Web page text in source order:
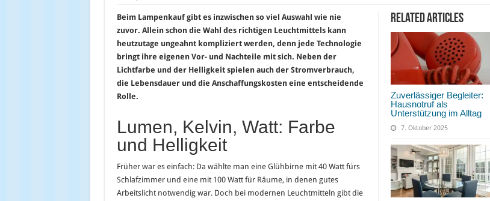
Related Articles
Zuverlässiger Begleiter:
Hausnotruf als
Unterstützung im Alltag
7. Oktober 2025
Beim Lampenkauf gibt es inzwischen so viel Auswahl wie nie
zuvor. Allein schon die Wahl des richtigen Leuchtmittels kann
heutzutage ungeahnt kompliziert werden, denn jede Technologie
bringt ihre eigenen Vor- und Nachteile mit sich. Neben der
Lichtfarbe und der Helligkeit spielen auch der Stromverbrauch,
die Lebensdauer und die Anschaffungskosten eine entscheidende
Rolle.
Lumen, Kelvin, Watt: Farbe
und Helligkeit
Früher war es einfach: Da wählte man eine Glühbirne mit 40 Watt fürs
Schlafzimmer und eine mit 100 Watt für Räume, in denen gutes
Arbeitslicht notwendig war. Doch bei modernen Leuchtmitteln gibt die